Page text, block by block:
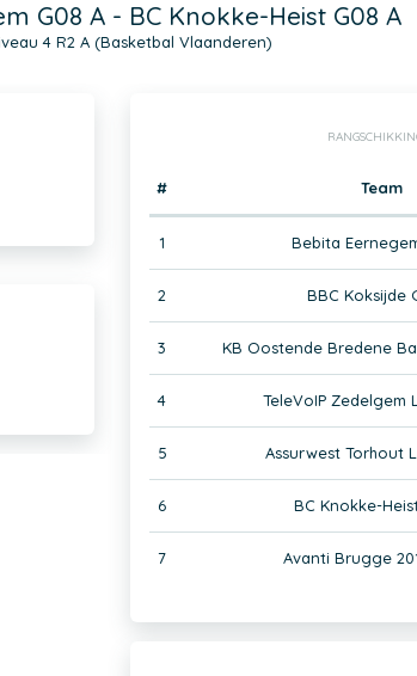
G08 A - BC Knokke-Heist G08 A
4 R2 A (Basketbal Vlaanderen)
# Team
1 Bebita
2 BBC Koksijde
3 KB Oostende Bredene
4 TeleVoIP Zedelgem
5 Assurwest Torhout
6 BC Knokke-
7 Avanti Brugge